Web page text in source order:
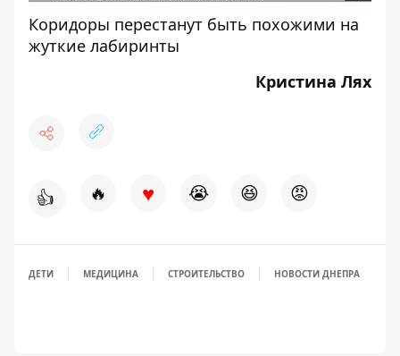
Коридоры перестанут быть похожими на
жуткие лабиринты
Кристина Лях
👍 🔥 ♥ 😭 😆 😡
ДЕТИ МЕДИЦИНА СТРОИТЕЛЬСТВО НОВОСТИ ДНЕПРА